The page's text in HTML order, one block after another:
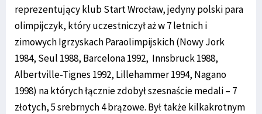
reprezentujący klub Start Wrocław, jedyny polski para
olimpijczyk, który uczestniczył aż w 7 letnich i
zimowych Igrzyskach Paraolimpijskich (Nowy Jork
1984, Seul 1988, Barcelona 1992, Innsbruck 1988,
Albertville-Tignes 1992, Lillehammer 1994, Nagano
1998) na których łącznie zdobył szesnaście medali – 7
złotych, 5 srebrnych 4 brązowe. Był także kilkakrotnym